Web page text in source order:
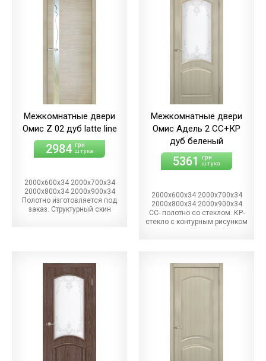
Межкомнатные двери
Омис Z 02 дуб latte line
2984 грн
штука
2000х600х34 2000х700х34
2000х800х34 2000х900х34
Полотно изготовляется под
заказ. Структурный скин
Межкомнатные двери
Омис Адель 2 СС+КР
дуб беленый
5361 грн
штука
2000х600х34 2000х700х34
2000х800х34 2000х900х34
СС- полотно со стеклом. КР-
стекло с контурным рисунком